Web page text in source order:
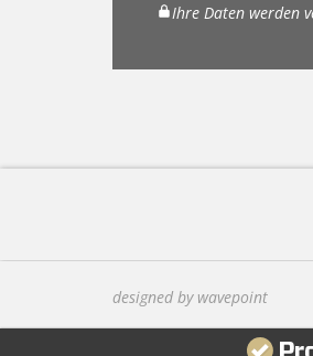
designed by wavepoint
Ihre Daten werden